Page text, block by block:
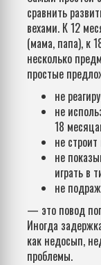
сравнить
вехами. К 12
(мама, папа), к
несколько
простые
не
не
18
не
не
играть в
не
— это повод
Иногда
как недосып,
проблемы.